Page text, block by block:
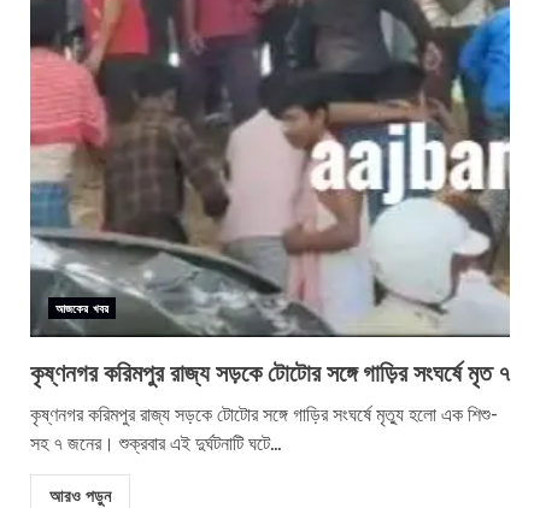
আজকের খবর
কৃষ্ণনগর করিমপুর রাজ্য সড়কে টোটোর সঙ্গে গাড়ির সংঘর্ষে মৃত ৭
কৃষ্ণনগর করিমপুর রাজ্য সড়কে টোটোর সঙ্গে গাড়ির সংঘর্ষে মৃত্যু হলো এক শিশু-
সহ ৭ জনের। শুক্রবার এই দুর্ঘটনাটি ঘটে...
আরও পড়ুন